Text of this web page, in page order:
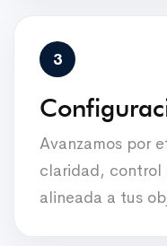
Avanzamos por
claridad, control
alineada a tus